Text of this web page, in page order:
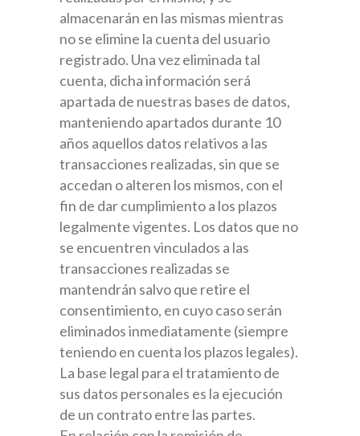
almacenarán en las mismas mientras
no se elimine la cuenta del usuario
registrado. Una vez eliminada tal
cuenta, dicha información será
apartada de nuestras bases de datos,
manteniendo apartados durante 10
años aquellos datos relativos a las
transacciones realizadas, sin que se
accedan o alteren los mismos, con el
fin de dar cumplimiento a los plazos
legalmente vigentes. Los datos que no
se encuentren vinculados a las
transacciones realizadas se
mantendrán salvo que retire el
consentimiento, en cuyo caso serán
eliminados inmediatamente (siempre
teniendo en cuenta los plazos legales).
La base legal para el tratamiento de
sus datos personales es la ejecución
de un contrato entre las partes.